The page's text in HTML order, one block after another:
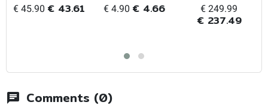
€ 45.90 € 43.61 € 4.90 € 4.66 € 249.99
€ 237.49
chat Comments (0)